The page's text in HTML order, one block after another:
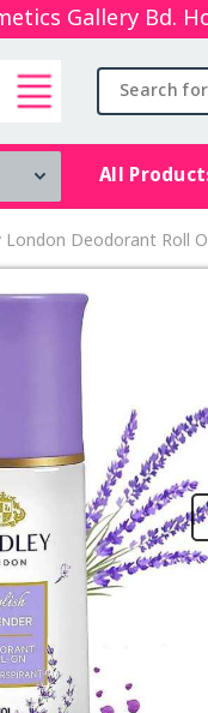
Gallery Bd.
All
London Deodorant Roll